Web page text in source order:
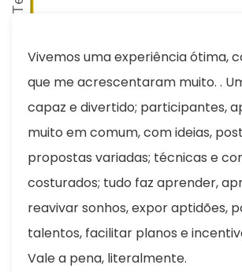
Vivemos uma experiência ótima,
que me acrescentaram muito. .
capaz e divertido; participantes,
muito em comum, com ideias,
propostas variadas; técnicas e
costurados; tudo faz aprender,
reavivar sonhos, expor aptidões,
talentos, facilitar planos e
Vale a pena, literalmente.